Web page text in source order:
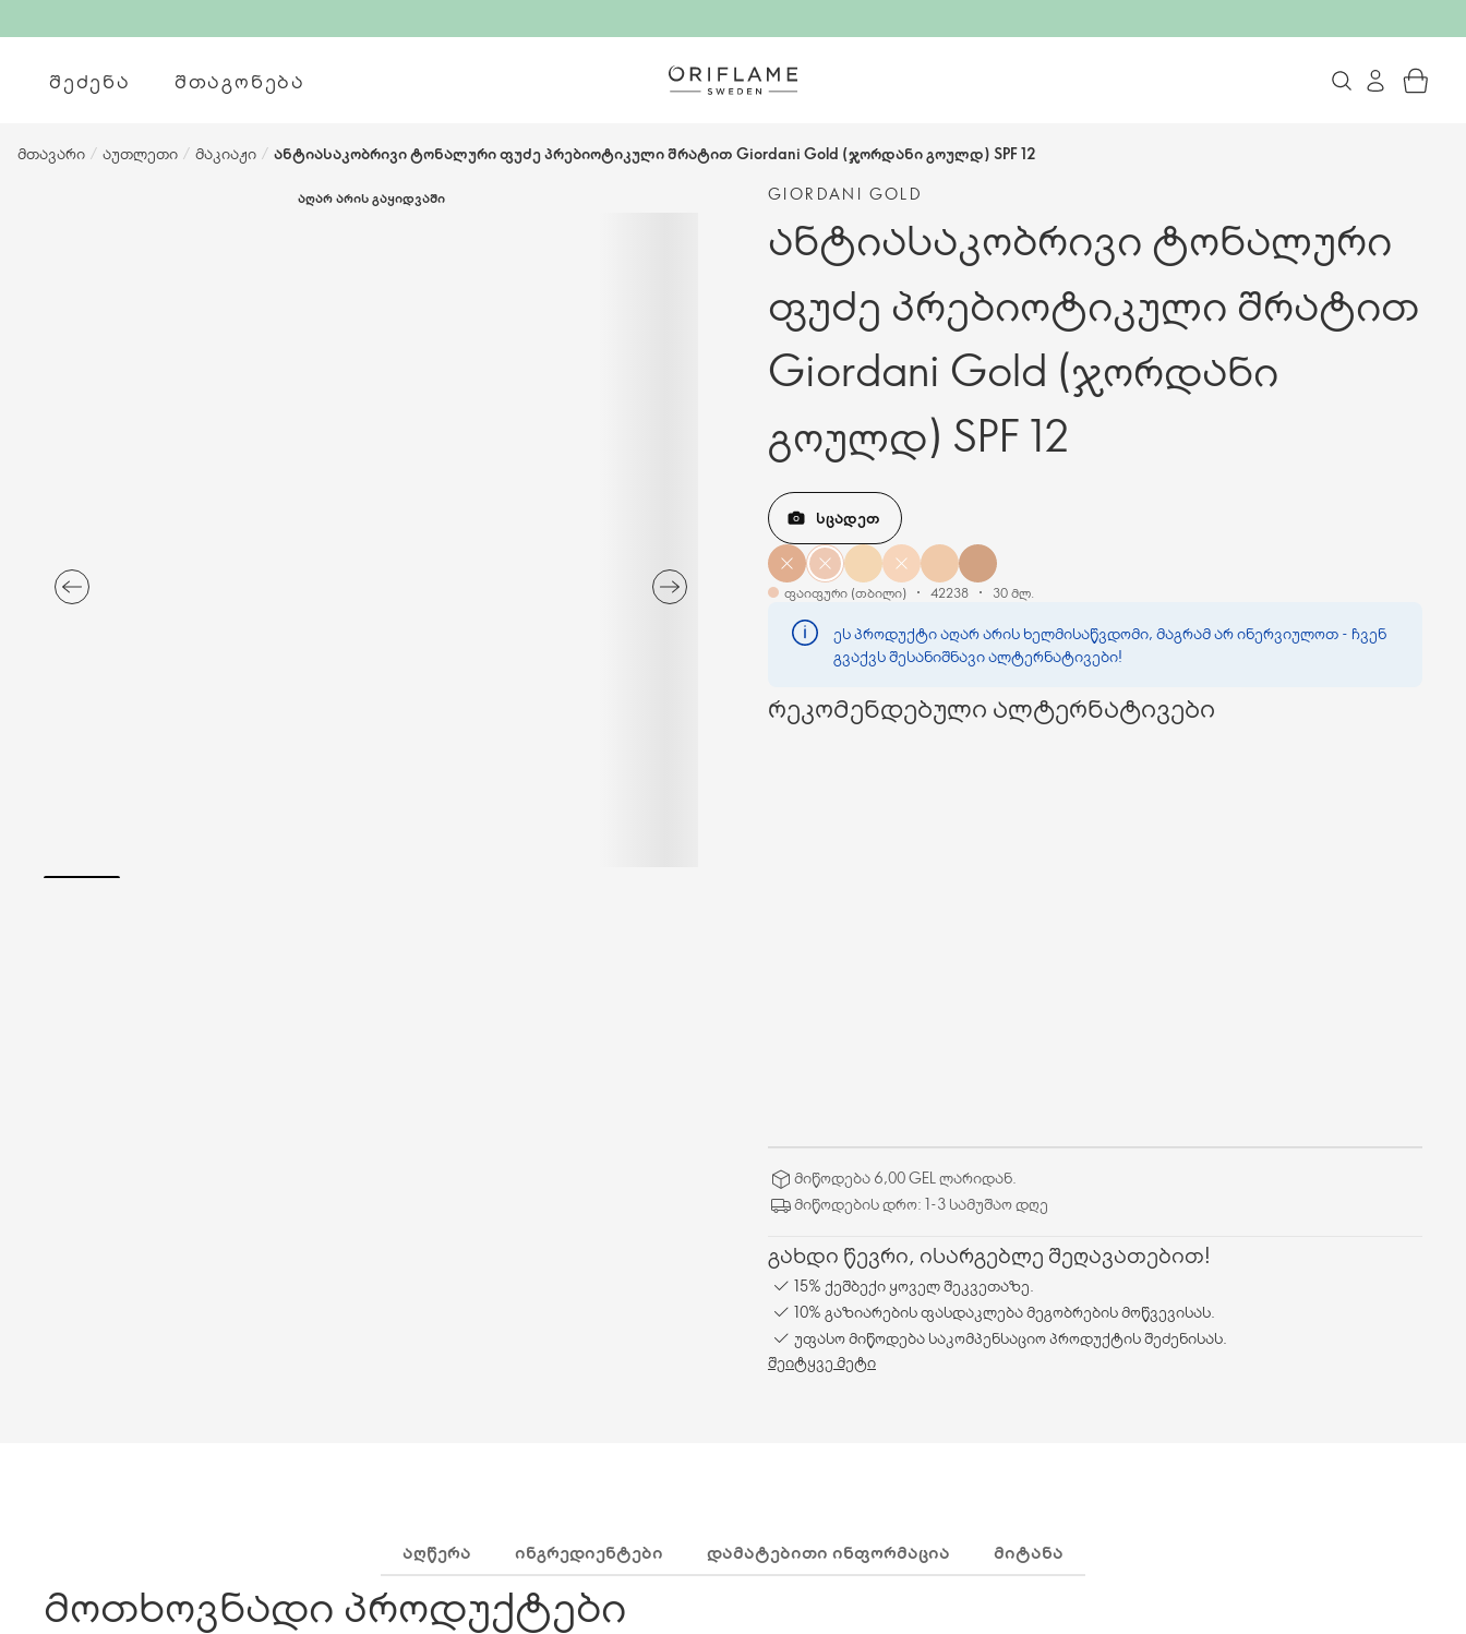
ᲨᲔᲫᲔᲜᲐ ᲨᲗᲐᲒᲝᲜᲔᲑᲐ
მთავარი / აუთლეთი / მაკიაჟი / ანტიასაკობრივი ტონალური ფუძე პრებიოტიკული შრატით Giordani Gold (ჯორდანი გოულდ) SPF 12
ᲐᲦᲐᲠ ᲐᲠᲘᲡ ᲒᲐᲧᲘᲓᲕᲐᲨᲘ GIORDANI GOLD
ანტიასაკობრივი ტონალური
ფუძე პრებიოტიკული შრატით
Giordani Gold (ჯორდანი
გოულდ) SPF 12
ᲡᲪᲐᲓᲔᲗ
ფაიფური (თბილი) 42238 30 მლ.
ეს პროდუქტი აღარ არის ხელმისაწვდომი, მაგრამ არ ინერვიულოთ - ჩვენ
გვაქვს შესანიშნავი ალტერნატივები!
რეკომენდებული ალტერნატივები
მიწოდება 6,00 GEL ლარიდან.
მიწოდების დრო: 1-3 სამუშაო დღე
გახდი წევრი, ისარგებლე შეღავათებით!
15% ქეშბექი ყოველ შეკვეთაზე.
10% გაზიარების ფასდაკლება მეგობრების მოწვევისას.
უფასო მიწოდება საკომპენსაციო პროდუქტის შეძენისას.
შეიტყვე მეტი
ᲐᲦᲬᲔᲠᲐ ᲘᲜᲒᲠᲔᲓᲘᲔᲜᲢᲔᲑᲘ ᲓᲐᲛᲐᲢᲔᲑᲘᲗᲘ ᲘᲜᲤᲝᲠᲛᲐᲪᲘᲐ ᲛᲘᲢᲐᲜᲐ
მოთხოვნადი პროდუქტები